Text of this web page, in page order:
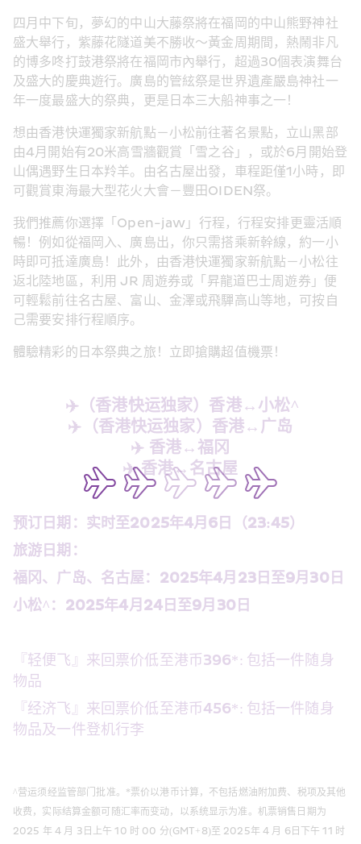
四月中下旬，夢幻的中山大藤祭將在福岡的中山熊野神社
盛大舉行，紫藤花隧道美不勝收～黃金周期間，熱鬧非凡
的博多咚打鼓港祭將在福岡市內舉行，超過30個表演舞台
及盛大的慶典遊行。廣島的管絃祭是世界遺產嚴島神社一
年一度最盛大的祭典，更是日本三大船神事之一！
想由香港快運獨家新航點－小松前往著名景點，立山黑部
由4月開始有20米高雪牆觀賞「雪之谷」，或於6月開始登
山偶遇野生日本羚羊。由名古屋出發，車程距僅1小時，即
可觀賞東海最大型花火大會－豐田OIDEN祭。
我們推薦你選擇「Open-jaw」行程，行程安排更靈活順
暢！例如從福岡入、廣島出，你只需搭乘新幹線，約一小
時即可抵達廣島！此外，由香港快運獨家新航點－小松往
返北陸地區，利用 JR 周遊券或「昇龍道巴士周遊券」便
可輕鬆前往名古屋、富山、金澤或飛驒高山等地，可按自
己需要安排行程順序。
體驗精彩的日本祭典之旅！立即搶購超值機票！
️ ✈️（香港快运独家）香港↔️小松^
✈️（香港快运独家）香港↔️广岛
✈️ 香港↔️福冈
✈️ 香港↔️名古屋
预订日期：实时至2025年4月6日（23:45）
旅游日期：
福冈、广岛、名古屋：2025年4月23日至9月30日
小松^：2025年4月24日至9月30日
『轻便飞』来回票价低至港币396*: 包括一件随身
物品
『经济飞』来回票价低至港币456*: 包括一件随身
物品及一件登机行李
^营运须经监管部门批准。*票价以港币计算，不包括燃油附加费、税项及其他
收费，实际结算金额可随汇率而变动，以系统显示为准。机票销售日期为
2025 年 4 月 3日上午 10 时 00 分(GMT+8)至 2025年 4 月 6日下午 11 时